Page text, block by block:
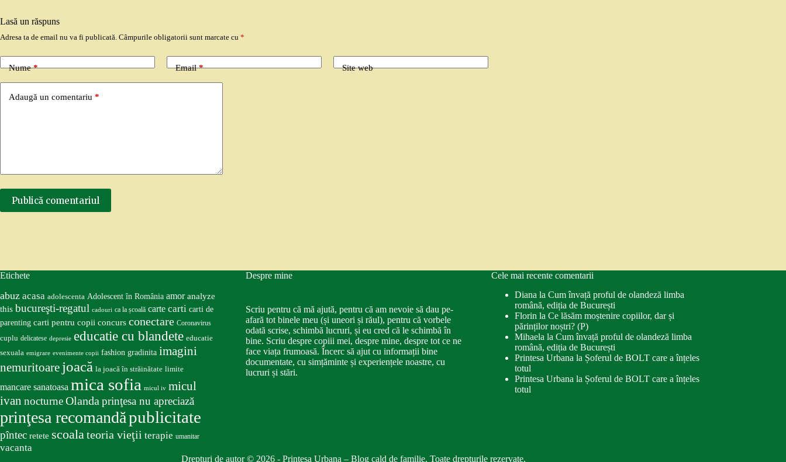
Lasă un răspuns
Adresa ta de email nu va fi publicată. Câmpurile obligatorii sunt marcate cu *
Nume* Email* Site web
Adaugă un comentariu *
Publică comentariul
Etichete
abuz acasa adolescenta Adolescent în România amor analyze
this bucureşti-regatul cadouri ca la școală carte carti carti de
parenting carti pentru copii concurs conectare Coronavirus
cuplu delicatese depresie educatie cu blandete educatie
sexuala emigrare evenimente copii fashion gradinita imagini
nemuritoare joacă la joacă în străinătate limite
mancare sanatoasa mica sofia micul iv micul
ivan nocturneOlanda prinţesa nu apreciază
prinţesa recomandăpublicitate
pîntec retete scoalateoria vieţii terapie umanitar
vacanta
Despre mine
Scriu pentru că mă ajută, pentru că am nevoie să dau pe-
afară tot binele meu (și uneori și răul), pentru că vorbele
odată scrise, schimbă lucruri, și eu cred că le schimbă în
bine. Scriu despre copiii mei, despre mine, despre tot ce ne
face viața frumoasă. Încerc să ajut cu informații bine
documentate, cu simțăminte și experiențele noastre, cu
lucruri și stări.
Cele mai recente comentarii
Diana la Cum învață proful de olandeză limba
română, ediția de București
Florin la Ce lăsăm moștenire copiilor, dar și
părinților noștri? (P)
Mihaela la Cum învață proful de olandeză limba
română, ediția de București
Printesa Urbana la Șoferul de BOLT care a înțeles
totul
Printesa Urbana la Șoferul de BOLT care a înțeles
totul
Drepturi de autor © 2026 - Printesa Urbana – Blog cald de familie. Toate drepturile rezervate.